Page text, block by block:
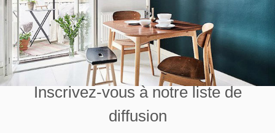
Inscrivez-vous à notre liste de
diffusion